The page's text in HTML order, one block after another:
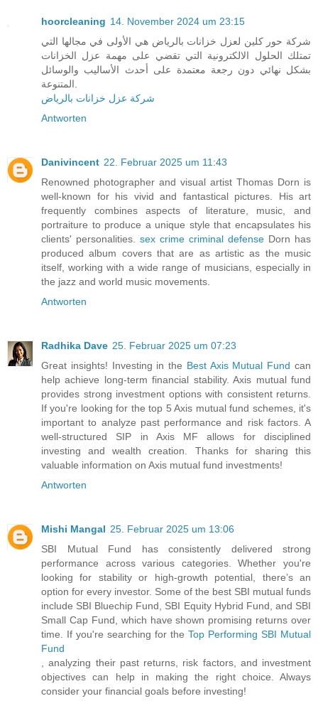
hoorcleaning 14. November 2024 um 23:15
شركة حور كلين لعزل خزانات بالرياض هي الأولى في مجالها التي
تمتلك الحلول الالكترونية التي تقضي على مهمة عزل الخزانات
بشكل نهائي دون رجعة معتمدة على أحدث الأساليب والوسائل
شركة عزل خزانات بالرياض
Antworten
Danivincent 22. Februar 2025 um 11:43
Renowned photographer and visual artist Thomas Dorn is
well-known for his vivid and fantastical pictures. His art
frequently combines aspects of literature, music, and
portraiture to produce a unique style that encapsulates his
clients' personalities. sex crime criminal defense Dorn has
produced album covers that are as artistic as the music
itself, working with a wide range of musicians, especially in
the jazz and world music movements.
Antworten
Radhika Dave 25. Februar 2025 um 07:23
Great insights! Investing in the Best Axis Mutual Fund can
help achieve long-term financial stability. Axis mutual fund
provides strong investment options with consistent returns.
If you're looking for the top 5 Axis mutual fund schemes, it's
important to analyze past performance and risk factors. A
well-structured SIP in Axis MF allows for disciplined
investing and wealth creation. Thanks for sharing this
valuable information on Axis mutual fund investments!
Antworten
Mishi Mangal 25. Februar 2025 um 13:06
SBI Mutual Fund has consistently delivered strong
performance across various categories. Whether you're
looking for stability or high-growth potential, there’s an
option for every investor. Some of the best SBI mutual funds
include SBI Bluechip Fund, SBI Equity Hybrid Fund, and SBI
Small Cap Fund, which have shown promising returns over
time. If you're searching for the Top Performing SBI Mutual
Fund
, analyzing their past returns, risk factors, and investment
objectives can help in making the right choice. Always
consider your financial goals before investing!